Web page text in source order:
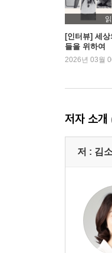
선배님 말씀
위로가 됐어
사랑이라고
삶을 선택한
3부 세상 속
저 오늘 생
어린이가 ‘
어린이는
내가 바라
[인터뷰] 세
들을 위하여
2026년 03월
저자 소개
저 : 김